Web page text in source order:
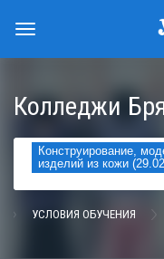
Колледжи
Конструирование,
изделий из кожи
УСЛОВИЯ ОБУЧЕНИЯ